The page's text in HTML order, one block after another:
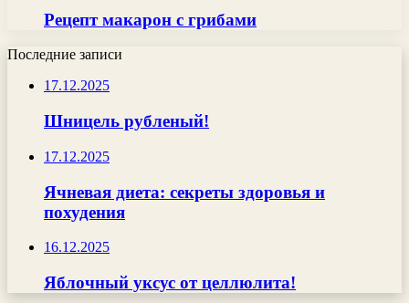
Рецепт макарон с грибами
Последние записи
17.12.2025
Шницель рубленый!
17.12.2025
Ячневая диета: секреты здоровья и
похудения
16.12.2025
Яблочный уксус от целлюлита!